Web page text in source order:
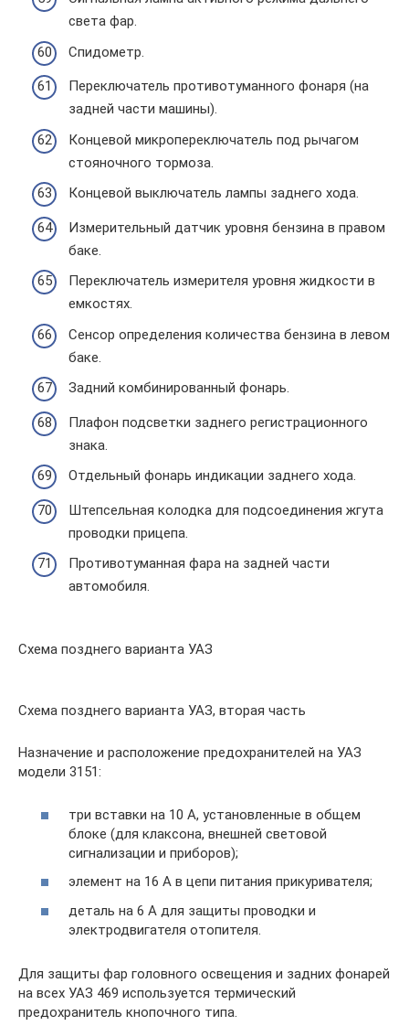
света фар.
Спидометр.
Переключатель противотуманного фонаря (на
задней части машины).
Концевой микропереключатель под рычагом
стояночного тормоза.
Концевой выключатель лампы заднего хода.
Измерительный датчик уровня бензина в правом
баке.
Переключатель измерителя уровня жидкости в
емкостях.
Сенсор определения количества бензина в левом
баке.
Задний комбинированный фонарь.
Плафон подсветки заднего регистрационного
знака.
Отдельный фонарь индикации заднего хода.
Штепсельная колодка для подсоединения жгута
проводки прицепа.
Противотуманная фара на задней части
автомобиля.
Схема позднего варианта УАЗ
Схема позднего варианта УАЗ, вторая часть
Назначение и расположение предохранителей на УАЗ
модели 3151:
три вставки на 10 А, установленные в общем
блоке (для клаксона, внешней световой
сигнализации и приборов);
элемент на 16 А в цепи питания прикуривателя;
деталь на 6 А для защиты проводки и
электродвигателя отопителя.
Для защиты фар головного освещения и задних фонарей
на всех УАЗ 469 используется термический
предохранитель кнопочного типа.